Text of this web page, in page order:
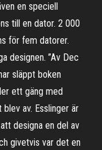
en speciell
till en dator. 2 000
för fem datorer.
designen. ”Av Dec
släppt boken
ett gäng med
av. Esslinger är
designa en del av
givetvis var det en